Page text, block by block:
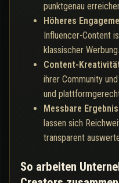
punktgenau
Höheres
Influencer-Content
klassischer Werbung.
Content-
ihrer Community
und
Messbare
lassen sich
transparent
So arbeiten